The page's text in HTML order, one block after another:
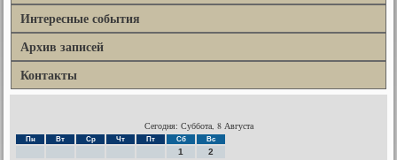
Интересные события
Архив записей
Контакты
Сегодня: Суббота, 8 Августа
Пн Вт Ср Чт Пт Сб Вс
1
2